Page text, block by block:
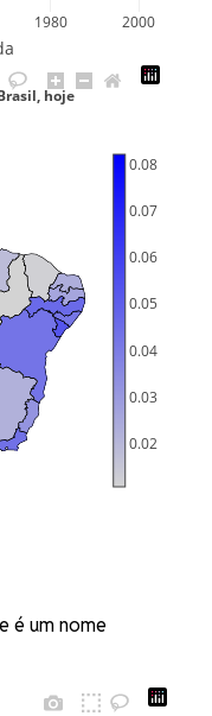
1980 2000
0.02
0.03
0.04
0.05
0.06
0.07
0.08
hoje
é um nome